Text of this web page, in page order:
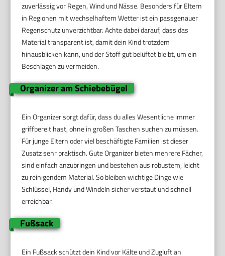
zuverlässig vor Regen, Wind und Nässe. Besonders für Eltern
in Regionen mit wechselhaftem Wetter ist ein passgenauer
Regenschutz unverzichtbar. Achte dabei darauf, dass das
Material transparent ist, damit dein Kind trotzdem
hinausblicken kann, und der Stoff gut belüftet bleibt, um ein
Beschlagen zu vermeiden.
Organizer am Schiebebügel
Ein Organizer sorgt dafür, dass du alles Wesentliche immer
griffbereit hast, ohne in großen Taschen suchen zu müssen.
Für junge Eltern oder viel beschäftigte Familien ist dieser
Zusatz sehr praktisch. Gute Organizer bieten mehrere Fächer,
sind einfach anzubringen und bestehen aus robustem, leicht
zu reinigendem Material. So bleiben wichtige Dinge wie
Schlüssel, Handy und Windeln sicher verstaut und schnell
erreichbar.
Fußsack
Ein Fußsack schützt dein Kind vor Kälte und Zugluft an